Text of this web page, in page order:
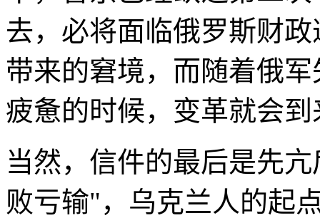
去，必将面临俄罗斯财
带来的窘境，而随着俄
疲惫的时候，变革就会
当然，信件的最后是先
败亏输"，乌克兰人的起